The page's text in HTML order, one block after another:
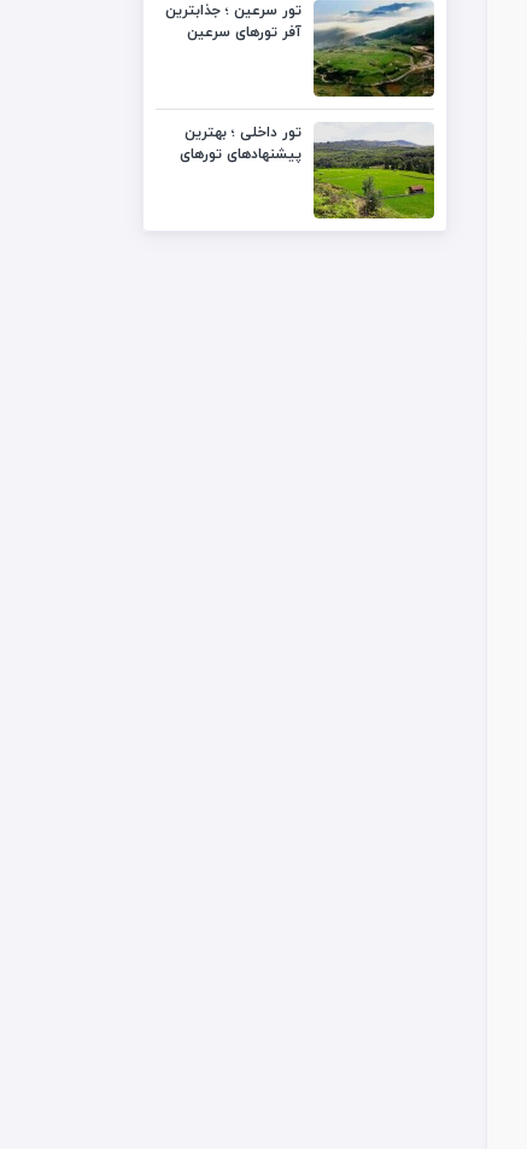
تور سرعین ؛ جذابترین
آفر تورهای سرعین
تور داخلی ؛ بهترین
پیشنهادهای تورهای